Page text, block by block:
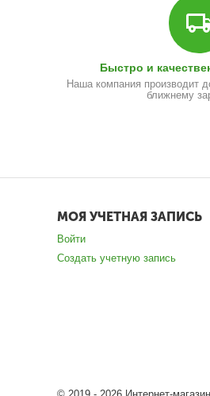
Быстро и
Наша компания производит
ближнему
МОЯ УЧЕТНАЯ ЗАПИСЬ
Войти
Создать учетную запись